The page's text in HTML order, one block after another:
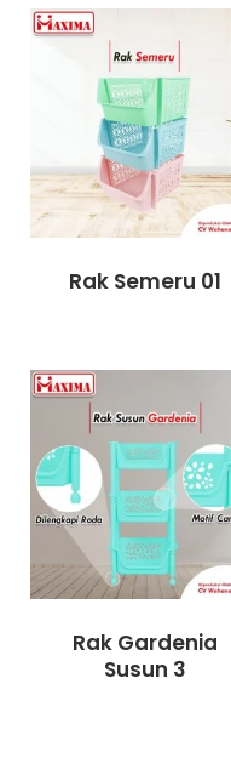
Rak Semeru 01
Rak Gardenia
Susun 3